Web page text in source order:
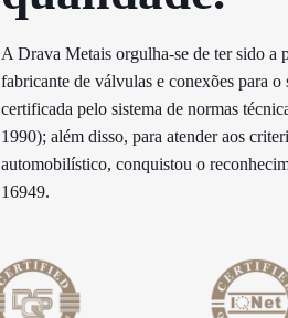
A Drava Metais orgulha-se de ter sido a
fabricante de válvulas e conexões para o
certificada pelo sistema de normas
1990); além disso, para atender aos
automobilístico, conquistou o
16949.